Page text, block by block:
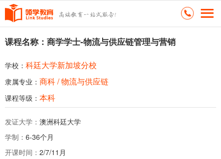
课程名称：商学学士-物流与供应链管理与营销
学校： 科廷大学新加坡分校
隶属专业： 商科 / 物流与供应链
课程等级： 本科
发证大学： 澳洲科廷大学
学制： 6-36个月
开课时间： 2/7/11月